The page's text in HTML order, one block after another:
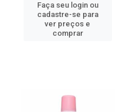
Faça seu login ou
cadastre-se para
ver preços e
comprar